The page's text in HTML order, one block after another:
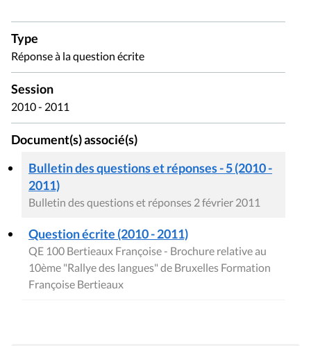
Type
Réponse à la question écrite
Session
2010 - 2011
Document(s) associé(s)
Bulletin des questions et réponses - 5 (2010 -
2011)
Bulletin des questions et réponses 2 février 2011
Question écrite (2010 - 2011)
QE 100 Bertieaux Françoise - Brochure relative au
10ème "Rallye des langues" de Bruxelles Formation
Françoise Bertieaux